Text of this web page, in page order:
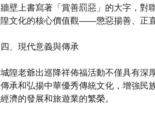
牆壁上書寫著「賞善罰惡」的大字，對
隍文化的核心價值觀——懲惡揚善、正直
四、現代意義與傳承
城隍老爺出巡降祥佈福活動不僅具有深
傳承和弘揚中華優秀傳統文化，增強民
經濟的發展和旅遊業的繁榮。